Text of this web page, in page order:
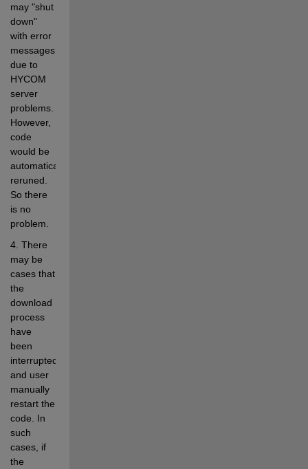
may "shut
down"
with error
messages
due to
HYCOM
server
problems.
However,
code
would be
automatically
reruned.
So there
is no
problem.
4. There
may be
cases that
the
download
process
have
been
interrupted,
and user
manually
restart the
code. In
such
cases, if
the